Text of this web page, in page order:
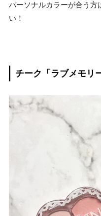
パーソナルカラーが合う方
い！
チーク「ラブメモリ